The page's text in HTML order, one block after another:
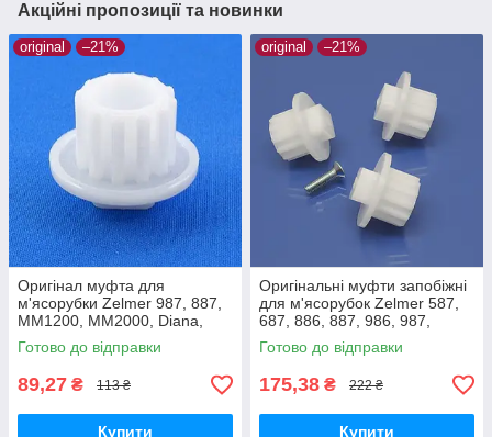
Акційні пропозиції та новинки
original –21%
Оригінал муфта для
м'ясорубки Zelmer 987, 887,
MM1200, MM2000, Diana,
Expressive, ZMM5548W,
ZMM1589, ZMM2088
Готово до відправки
89,27 ₴ 113 ₴
Купити
original –21%
Оригінальні муфти запобіжні
для м'ясорубок Zelmer 587,
687, 886, 887, 986, 987,
MM1200, MM1000, MM2000
Готово до відправки
175,38 ₴ 222 ₴
Купити